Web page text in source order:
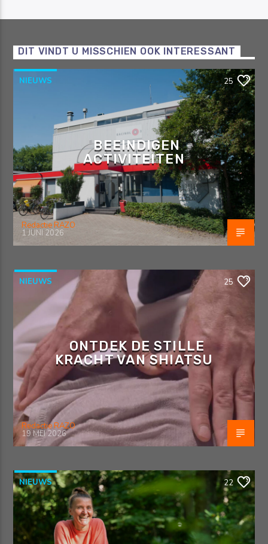
DIT VINDT U MISSCHIEN OOK INTERESSANT
NIEUWS 25
BEEINDIGEN
ACTIVITEITEN
Redactie RAZO
1 JUNI 2026
NIEUWS 25
ONTDEK DE STILLE
KRACHT VAN SHIATSU
Redactie RAZO
19 MEI 2026
NIEUWS 22